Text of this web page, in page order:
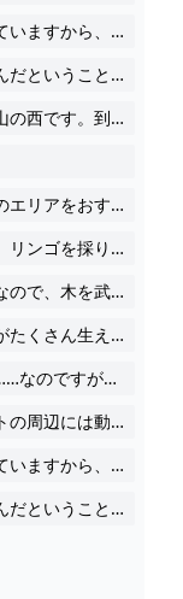
たまに襲ってくる木も含まれていますから、気を付けて採取してください。 さて、ここまでで記事の執筆を終えようと思ったのですが……。
やはり、肉もちゃんと獲れるんだということを証明しなくてはならないと思い直しました。一度も試していないままでおすすめするのも、ちょっと違うなと……。というわけで、良心を痛めながら焼き肉をしてきました。焼いた肉は、回復力こそ料理に劣りますがポーチの中でまとめてストックできるのでかさばらずに便利です。
ソナパノの祠の場所はサトリ山の西です。到着するまでは、さほど困難はないと思います。
祠の周囲を見回せば、なぜこのエリアをおすすめしているのかわかっていただけるはず。見事なリンゴ園です！
ポーチがパンパンになるまで、リンゴを採りまくってください。
いちいち木にのぼるのは大変なので、木を武器で叩くなどしてリンゴを落とすことになると思います。どの武器で採るのが効率的かいろいろ試しましたが、結局斧のため攻撃で木を切り倒してしまうのがいちばん早くて楽でした。薪も手に入るのでおすすめ！ 序盤から終盤まで使えるハンマー・斧・矢の便利な補充場所【ゼルダ ティアーズ オブ ザ キングダム日記＃39】
リンゴ園の近くには、ハーブがたくさん生えているエリアもあります。ここではゴーゴーニンジン、ハイラル草、ポカポカハーブ、ヨロイソウ、ツルギソウ、ビリビリハーブ、しのび草、ついでに木からトリのタマゴがゲットできました。 さらに、水場には肉の元……動物たちが集まっています。
ここで肉もゲットできるはず……なのですが、筆者はこの平和な光景をどうしても壊せず、いまだこの場所で肉が獲れずにいます。こんな光景、守りたくなっちゃうじゃないですか……。
水場に限らず、リンゴスポットの周辺には動物が多め。果物、野菜やハーブ、そして動物性たんぱく質までまとめて手に入るエリアなんです。 なお、このエリアのリンゴやハーブは一定時間で復活します。しばらく別の場所を冒険して、ふと思い出したタイミングで戻ればまた食材が手に入りますよ。
たまに襲ってくる木も含まれていますから、気を付けて採取してください。 さて、ここまでで記事の執筆を終えようと思ったのですが……。
やはり、肉もちゃんと獲れるんだということを証明しなくてはならないと思い直しました。一度も試していないままでおすすめするのも、ちょっと違うなと……。というわけで、良心を痛めながら焼き肉をしてきました。焼いた肉は、回復力こそ料理に劣りますがポーチの中でまとめてストックできるのでかさばらずに便利です。